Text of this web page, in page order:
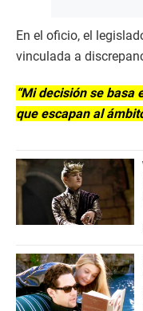
En el oficio, el
vinculada a
“Mi decisión se
que escapan al